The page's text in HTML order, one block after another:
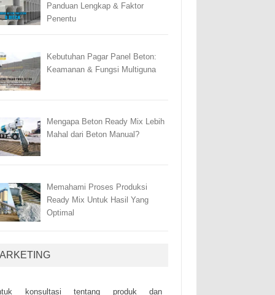
Panduan Lengkap & Faktor
Penentu
Kebutuhan Pagar Panel Beton:
Keamanan & Fungsi Multiguna
Mengapa Beton Ready Mix Lebih
Mahal dari Beton Manual?
Memahami Proses Produksi
Ready Mix Untuk Hasil Yang
Optimal
kоnsultаsі tеntаng рrоduk dаn